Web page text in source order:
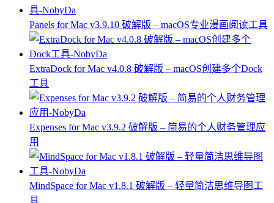
Panels for Mac v3.9.10 破解版 – macOS专业漫画阅读工具
ExtraDock for Mac v4.0.8 破解版 – macOS创建多个Dock
工具
Expenses for Mac v3.9.2 破解版 – 简易的个人财务管理应
用
MindSpace for Mac v1.8.1 破解版 – 轻量简洁思维导图工
具